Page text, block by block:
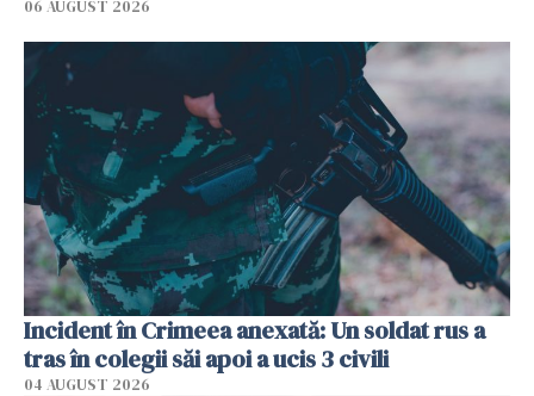
06 AUGUST 2026
Incident în Crimeea anexată: Un soldat rus a
tras în colegii săi apoi a ucis 3 civili
04 AUGUST 2026